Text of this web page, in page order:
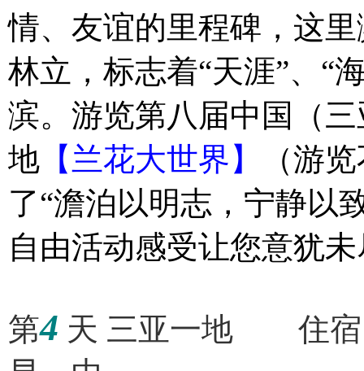
情、友谊的里程碑，这
林立，标志着“天涯”、“
滨。游览第八届中国（
地 【兰花大世界】
（游
了“澹泊以明志，宁静以
自由活动感受让您意犹
第4 天 三亚一地 住宿